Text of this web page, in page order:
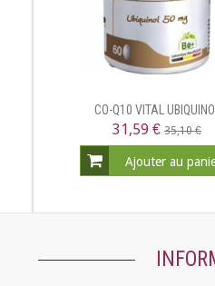
CO-Q10 VITAL
31,59 € 35,10 €
Ajouter au